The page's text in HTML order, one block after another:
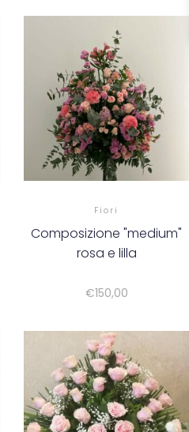
Fiori
Composizione "medium"
rosa e lilla
€150,00